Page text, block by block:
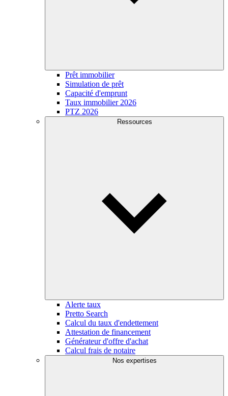
Prêt immobilier
Simulation de prêt
Capacité d'emprunt
Taux immobilier 2026
PTZ 2026
Ressources
Alerte taux
Pretto Search
Calcul du taux d'endettement
Attestation de financement
Générateur d'offre d'achat
Calcul frais de notaire
Nos expertises